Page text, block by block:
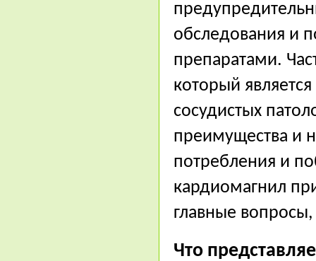
обследования и
препаратами.
который
сосудистых
преимущества и
потребления и
кардиомагнил
главные
Что